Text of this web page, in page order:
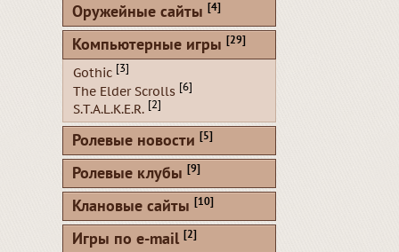
Оружейные сайты [4]
Компьютерные игры [29]
Gothic [3]
The Elder Scrolls [6]
S.T.A.L.K.E.R. [2]
Ролевые новости [5]
Ролевые клубы [9]
Клановые сайты [10]
Игры по e-mail [2]